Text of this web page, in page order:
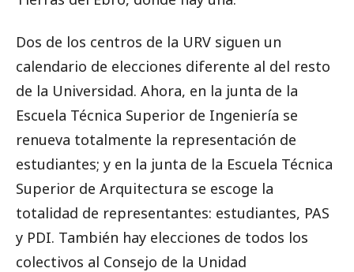
Dos de los centros de la URV siguen un
calendario de elecciones diferente al del resto
de la Universidad. Ahora, en la junta de la
Escuela Técnica Superior de Ingeniería se
renueva totalmente la representación de
estudiantes; y en la junta de la Escuela Técnica
Superior de Arquitectura se escoge la
totalidad de representantes: estudiantes, PAS
y PDI. También hay elecciones de todos los
colectivos al Consejo de la Unidad